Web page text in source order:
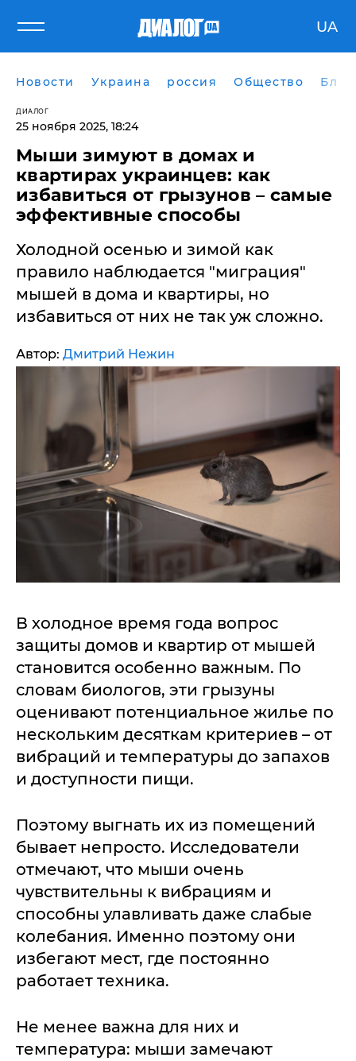
UA
Новости Украина россия Общество
ДИАЛОГ
25 ноября 2025, 18:24
Мыши зимуют в домах и
квартирах украинцев: как
избавиться от грызунов – самые
эффективные способы
Холодной осенью и зимой как
правило наблюдается "миграция"
мышей в дома и квартиры, но
избавиться от них не так уж сложно.
Автор: Дмитрий Нежин
В холодное время года вопрос
защиты домов и квартир от мышей
становится особенно важным. По
словам биологов, эти грызуны
оценивают потенциальное жилье по
нескольким десяткам критериев – от
вибраций и температуры до запахов
и доступности пищи.
Поэтому выгнать их из помещений
бывает непросто. Исследователи
отмечают, что мыши очень
чувствительны к вибрациям и
способны улавливать даже слабые
колебания. Именно поэтому они
избегают мест, где постоянно
работает техника.
Не менее важна для них и
температура: мыши замечают